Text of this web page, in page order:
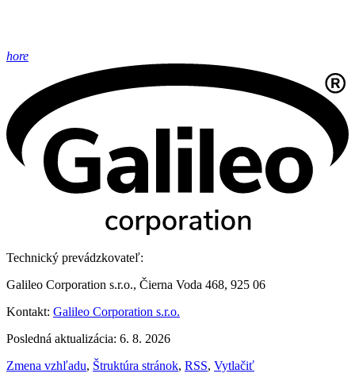
hore
Technický prevádzkovateľ:
Galileo Corporation s.r.o., Čierna Voda 468, 925 06
Kontakt: Galileo Corporation s.r.o.
Posledná aktualizácia: 6. 8. 2026
Zmena vzhľadu, Štruktúra stránok, RSS, Vytlačiť